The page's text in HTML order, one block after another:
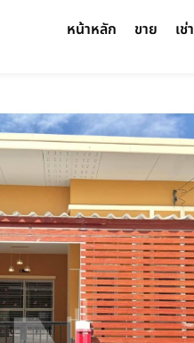
หน้าหลัก ขาย เช่า